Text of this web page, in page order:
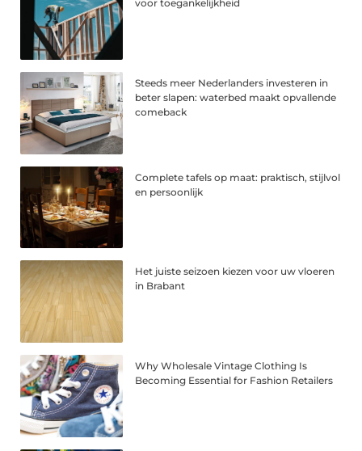
voor toegankelijkheid
Steeds meer Nederlanders investeren in
beter slapen: waterbed maakt opvallende
comeback
Complete tafels op maat: praktisch, stijlvol
en persoonlijk
Het juiste seizoen kiezen voor uw vloeren
in Brabant
Why Wholesale Vintage Clothing Is
Becoming Essential for Fashion Retailers